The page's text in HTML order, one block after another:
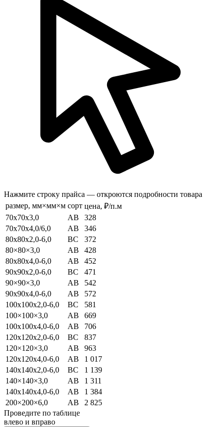
Нажмите строку прайса — откроются подробности товара
размер, мм×мм×м сорт цена, ₽/п.м
70x70x3,0
АВ
328
70x70x4,0/6,0
АВ
346
80x80x2,0-6,0
ВС
372
80×80×3,0
АВ
428
80x80x4,0-6,0
АВ
452
90x90x2,0-6,0
ВС
471
90×90×3,0
АВ
542
90x90x4,0-6,0
АВ
572
100x100x2,0-6,0
ВС
581
100×100×3,0
АВ
669
100x100x4,0-6,0
АВ
706
120x120x2,0-6,0
ВС
837
120×120×3,0
АВ
963
120x120x4,0-6,0
АВ
1 017
140x140x2,0-6,0
ВС
1 139
140×140×3,0
АВ
1 311
140x140x4,0-6,0
АВ
1 384
200×200×6,0
АВ
2 825
Проведите по таблице
влево и вправо